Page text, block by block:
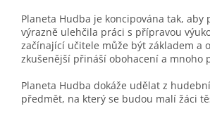
Planeta Hudba je koncipována tak, aby
výrazně ulehčila práci s přípravou
začínající učitele může být základem a
zkušenější přináší obohacení a mnoho
Planeta Hudba dokáže udělat z
předmět, na který se budou malí žáci